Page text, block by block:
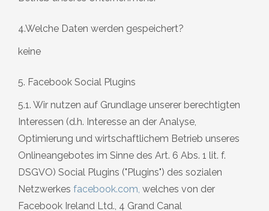
4.Welche Daten werden gespeichert?
keine
5. Facebook Social Plugins
5.1. Wir nutzen auf Grundlage unserer berechtigten
Interessen (d.h. Interesse an der Analyse,
Optimierung und wirtschaftlichem Betrieb unseres
Onlineangebotes im Sinne des Art. 6 Abs. 1 lit. f.
DSGVO) Social Plugins ("Plugins") des sozialen
Netzwerkes facebook.com, welches von der
Facebook Ireland Ltd., 4 Grand Canal